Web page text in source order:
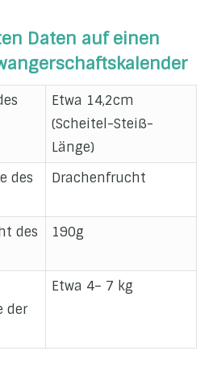
Daten auf einen
Etwa 14,2cm
(Scheitel-Steiß-
Länge)
des
Drachenfrucht
des
190g
der
Etwa 4– 7 kg